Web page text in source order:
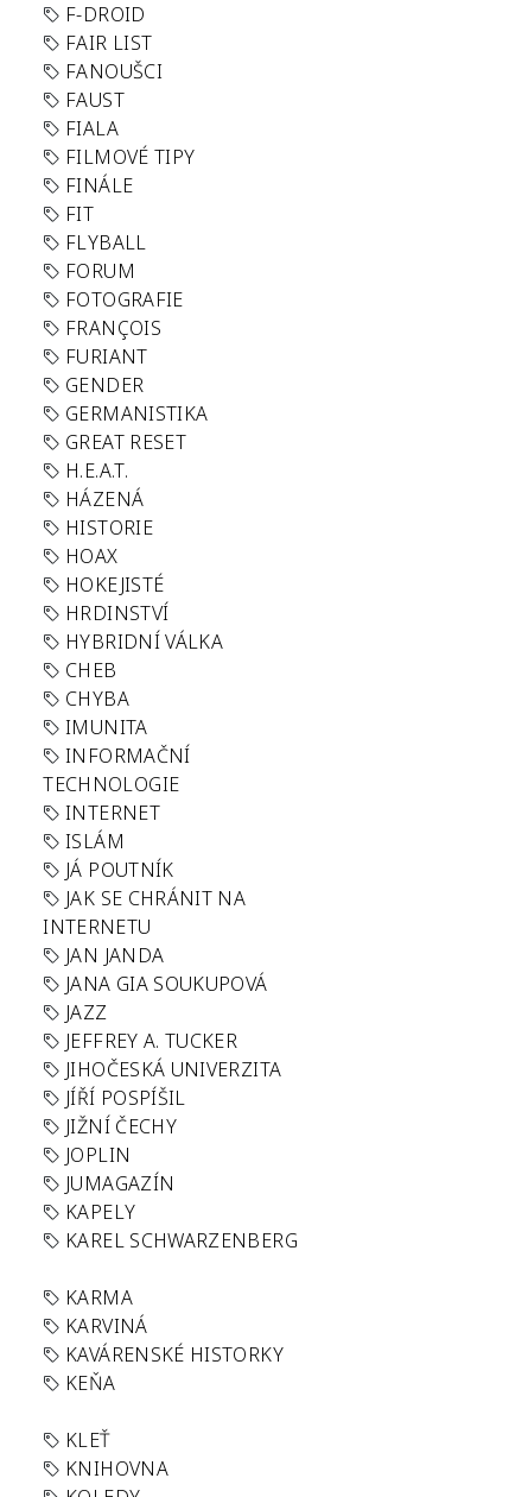
F-DROID
FAIR LIST
FANOUŠCI
FAUST
FIALA
FILMOVÉ TIPY
FINÁLE
FIT
FLYBALL
FORUM
FOTOGRAFIE
FRANÇOIS
FURIANT
GENDER
GERMANISTIKA
GREAT RESET
H.E.A.T.
HÁZENÁ
HISTORIE
HOAX
HOKEJISTÉ
HRDINSTVÍ
HYBRIDNÍ VÁLKA
CHEB
CHYBA
IMUNITA
INFORMAČNÍ
TECHNOLOGIE
INTERNET
ISLÁM
JÁ POUTNÍK
JAK SE CHRÁNIT NA
INTERNETU
JAN JANDA
JANA GIA SOUKUPOVÁ
JAZZ
JEFFREY A. TUCKER
JIHOČESKÁ UNIVERZITA
JÍŘÍ POSPÍŠIL
JIŽNÍ ČECHY
JOPLIN
JUMAGAZÍN
KAPELY
KAREL SCHWARZENBERG
KARMA
KARVINÁ
KAVÁRENSKÉ HISTORKY
KEŇA
KLEŤ
KNIHOVNA